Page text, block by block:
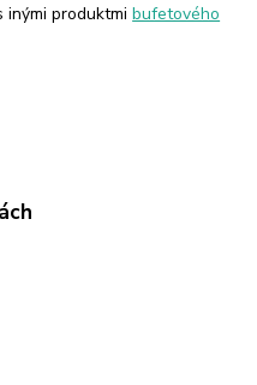
inými produktmibufetového